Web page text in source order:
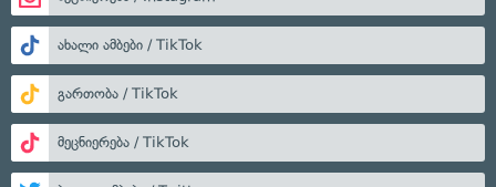
ახალი ამბები / TikTok
გართობა / TikTok
მეცნიერება / TikTok